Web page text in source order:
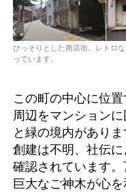
ひっそりとした商店街。レトロ
っています。
この町の中心に位置
周辺をマンション
と緑の境内がありま
創建は不明、社伝
確認されています。
巨大なご神木が心